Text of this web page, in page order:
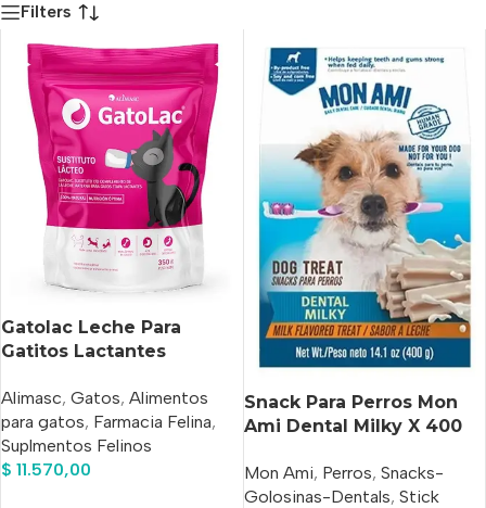
Filters
Gatolac Leche Para
Gatitos Lactantes
Alimasc, Gatos, Alimentos
para gatos, Farmacia Felina,
Suplmentos Felinos
$ 11.570,00
Snack Para Perros Mon
Ami Dental Milky X 400
Mon Ami, Perros, Snacks-
Golosinas-Dentals, Stick